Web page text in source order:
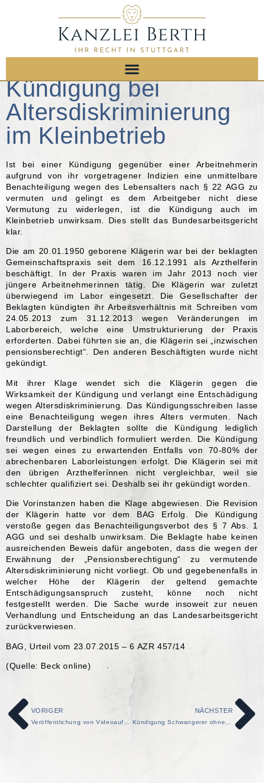
Kündigung bei
Altersdiskriminierung
im Kleinbetrieb
Ist bei einer Kündigung gegenüber einer Arbeitnehmerin
aufgrund von ihr vorgetragener Indizien eine unmittelbare
Benachteiligung wegen des Lebensalters nach § 22 AGG zu
vermuten und gelingt es dem Arbeitgeber nicht diese
Vermutung zu widerlegen, ist die Kündigung auch im
Kleinbetrieb unwirksam. Dies stellt das Bundesarbeitsgericht
klar.
Die am 20.01.1950 geborene Klägerin war bei der beklagten
Gemeinschaftspraxis seit dem 16.12.1991 als Arzthelferin
beschäftigt. In der Praxis waren im Jahr 2013 noch vier
jüngere Arbeitnehmerinnen tätig. Die Klägerin war zuletzt
überwiegend im Labor eingesetzt. Die Gesellschafter der
Beklagten kündigten ihr Arbeitsverhältnis mit Schreiben vom
24.05.2013 zum 31.12.2013 wegen Veränderungen im
Laborbereich, welche eine Umstrukturierung der Praxis
erforderten. Dabei führten sie an, die Klägerin sei „inzwischen
pensionsberechtigt“. Den anderen Beschäftigten wurde nicht
gekündigt.
Mit ihrer Klage wendet sich die Klägerin gegen die
Wirksamkeit der Kündigung und verlangt eine Entschädigung
wegen Altersdiskriminierung. Das Kündigungsschreiben lasse
eine Benachteiligung wegen ihres Alters vermuten. Nach
Darstellung der Beklagten sollte die Kündigung lediglich
freundlich und verbindlich formuliert werden. Die Kündigung
sei wegen eines zu erwartenden Entfalls von 70-80% der
abrechenbaren Laborleistungen erfolgt. Die Klägerin sei mit
den übrigen Arzthelferinnen nicht vergleichbar, weil sie
schlechter qualifiziert sei. Deshalb sei ihr gekündigt worden.
Die Vorinstanzen haben die Klage abgewiesen. Die Revision
der Klägerin hatte vor dem BAG Erfolg. Die Kündigung
verstoße gegen das Benachteiligungsverbot des § 7 Abs. 1
AGG und sei deshalb unwirksam. Die Beklagte habe keinen
ausreichenden Beweis dafür angeboten, dass die wegen der
Erwähnung der „Pensionsberechtigung“ zu vermutende
Altersdiskriminierung nicht vorliegt. Ob und gegebenenfalls in
welcher Höhe der Klägerin der geltend gemachte
Entschädigungsanspruch zusteht, könne noch nicht
festgestellt werden. Die Sache wurde insoweit zur neuen
Verhandlung und Entscheidung an das Landesarbeitsgericht
zurückverwiesen.
BAG, Urteil vom 23.07.2015 – 6 AZR 457/14
(Quelle: Beck online)
VORIGER
Veröffentlichung von Videoaufnahmen eines Arbeitnehmers
NÄCHSTER
Kündigung Schwangerer ohne Zustimmung der Arbeitsschutzbehörde kann zu entschädigende Diskriminierung sein